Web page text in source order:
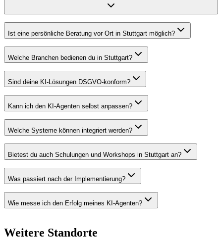
Ist eine persönliche Beratung vor Ort in Stuttgart möglich?
Welche Branchen bedienen du in Stuttgart?
Sind deine KI-Lösungen DSGVO-konform?
Kann ich den KI-Agenten selbst anpassen?
Welche Systeme können integriert werden?
Bietest du auch Schulungen und Workshops in Stuttgart an?
Was passiert nach der Implementierung?
Wie messe ich den Erfolg meines KI-Agenten?
Weitere Standorte